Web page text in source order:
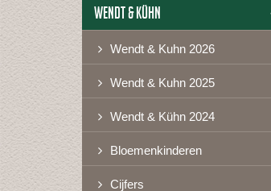
Wendt & Kühn
Wendt & Kuhn 2026
Wendt & Kuhn 2025
Wendt & Kühn 2024
Bloemenkinderen
Cijfers